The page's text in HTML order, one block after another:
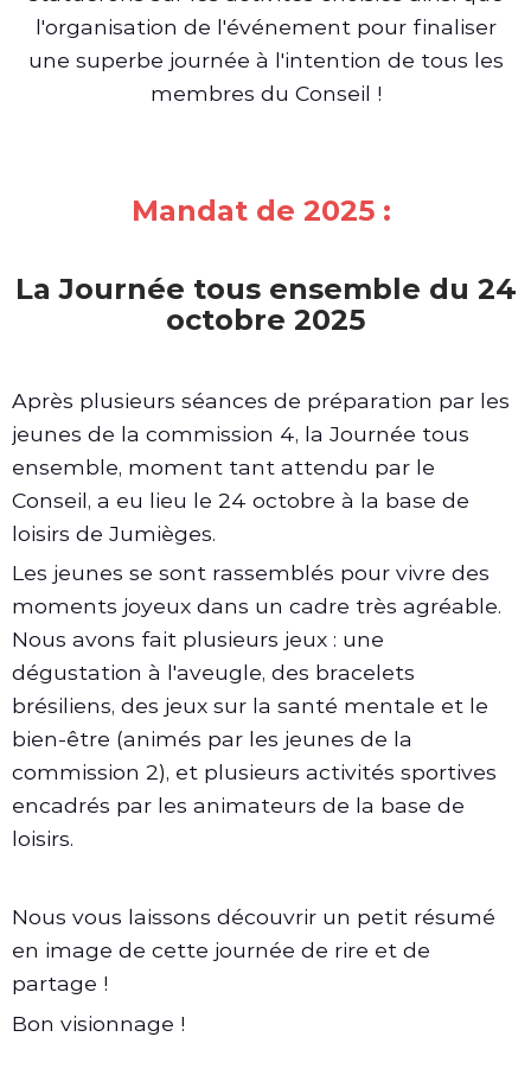
l'organisation de l'événement pour finaliser
une superbe journée à l'intention de tous les
membres du Conseil !
Mandat de 2025 :
La Journée tous ensemble du 24
octobre 2025
Après plusieurs séances de préparation par les
jeunes de la commission 4, la Journée tous
ensemble, moment tant attendu par le
Conseil, a eu lieu le 24 octobre à la base de
loisirs de Jumièges.
Les jeunes se sont rassemblés pour vivre des
moments joyeux dans un cadre très agréable.
Nous avons fait plusieurs jeux : une
dégustation à l'aveugle, des bracelets
brésiliens, des jeux sur la santé mentale et le
bien-être (animés par les jeunes de la
commission 2), et plusieurs activités sportives
encadrés par les animateurs de la base de
loisirs.
Nous vous laissons découvrir un petit résumé
en image de cette journée de rire et de
partage !
Bon visionnage !